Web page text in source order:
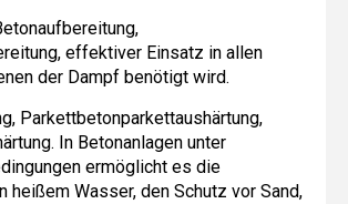
effektiver Einsatz in allen
der Dampf benötigt wird.
Parkettbetonparkettaushärtung,
In Betonanlagen unter
ermöglicht es die
heißem Wasser, den Schutz vor Sand,